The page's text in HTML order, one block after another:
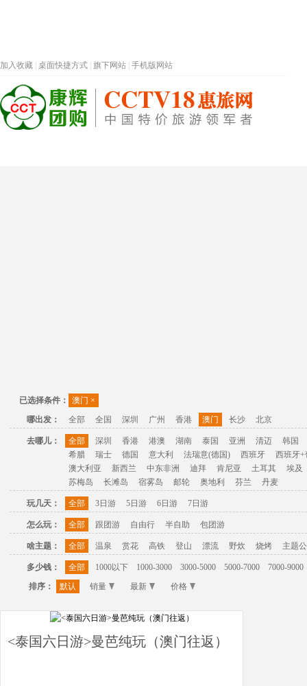
加入收藏 桌面快捷方式 旗下网站 手机版网站
已选择条件： 澳门 ×
哪出发：
全部 全国 深圳 广州 香港 澳门 长沙 北京
去哪儿： 全部 深圳 香港 港澳 湖南 泰国 亚洲 清迈
韩国
希腊
瑞士 德国 意大利 法瑞意(德国) 西班牙
西班牙+
澳大利亚
新西兰 中东非洲 迪拜 肯尼亚 土耳其
埃及
苏梅岛
长滩岛 宿雾岛 邮轮 奥地利 芬兰 丹麦
玩几天： 全部 3日游 5日游 6日游 7日游
怎么玩： 全部 跟团游 自由行 半自助 包团游
啥主题： 全部 温泉 赏花 高铁 登山 漂流 野炊 烧烤 主题
多少钱： 全部 1000以下 1000-3000 3000-5000 5000-7000
7000-9000
排序：
默认 销量 最新 价格
<泰国六日游>曼芭纯玩（澳门往返）